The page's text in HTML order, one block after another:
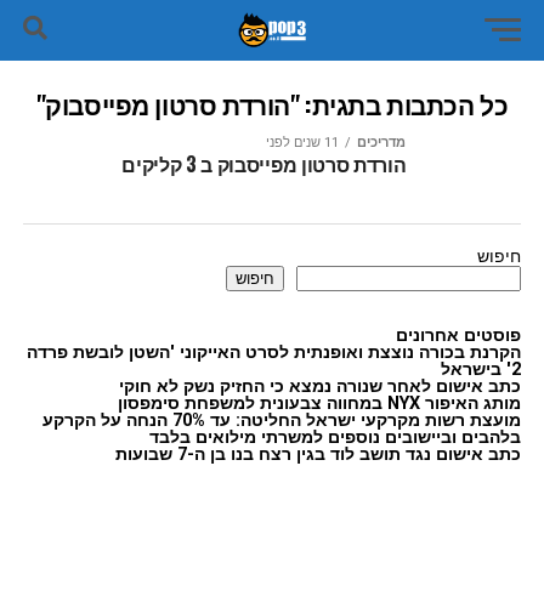
כל הכתבות בתגית: "הורדת סרטון מפייסבוק"
מדריכים 11 שנים לפני
הורדת סרטון מפייסבוק ב 3 קליקים
חיפוש
חיפוש
פוסטים אחרונים
הקרנת בכורה נוצצת ואופנתית לסרט האייקוני 'השטן לובשת פרדה
2' בישראל
כתב אישום לאחר שנורה נמצא כי החזיק נשק לא חוקי
מותג האיפור NYX במחווה צבעונית למשפחת סימפסון
מועצת רשות מקרקעי ישראל החליטה: עד 70% הנחה על הקרקע
בלהבים וביישובים נוספים למשרתי מילואים בלבד
כתב אישום נגד תושב לוד בגין רצח בנו בן ה-7 שבועות